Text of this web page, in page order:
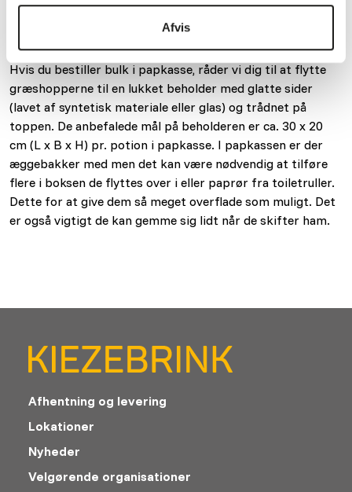
Afvis
pattedyr, som gnavere og havepindsvinet, spiser
fårekyllinger. Fås også som frost vare. Fårekyllinger i
plastbøtter kan opbevares i den medfølgende emballage.
Hvis du bestiller bulk i papkasse, råder vi dig til at flytte
græshopperne til en lukket beholder med glatte sider
(lavet af syntetisk materiale eller glas) og trådnet på
toppen. De anbefalede mål på beholderen er ca. 30 x 20
cm (L x B x H) pr. potion i papkasse. I papkassen er der
æggebakker med men det kan være nødvendig at tilføre
flere i boksen de flyttes over i eller paprør fra toiletruller.
Dette for at give dem så meget overflade som muligt. Det
er også vigtigt de kan gemme sig lidt når de skifter ham.
Afhentning og levering
Lokationer
Nyheder
Velgørende organisationer